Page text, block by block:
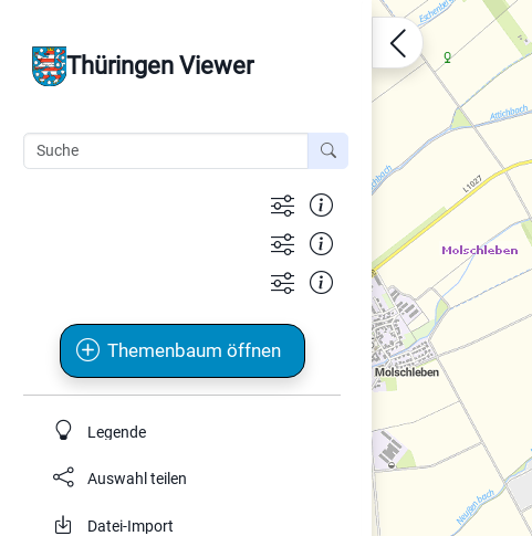
Thüringen Viewer
Themenbaum öffnen
Legende
Auswahl teilen
Datei-Import